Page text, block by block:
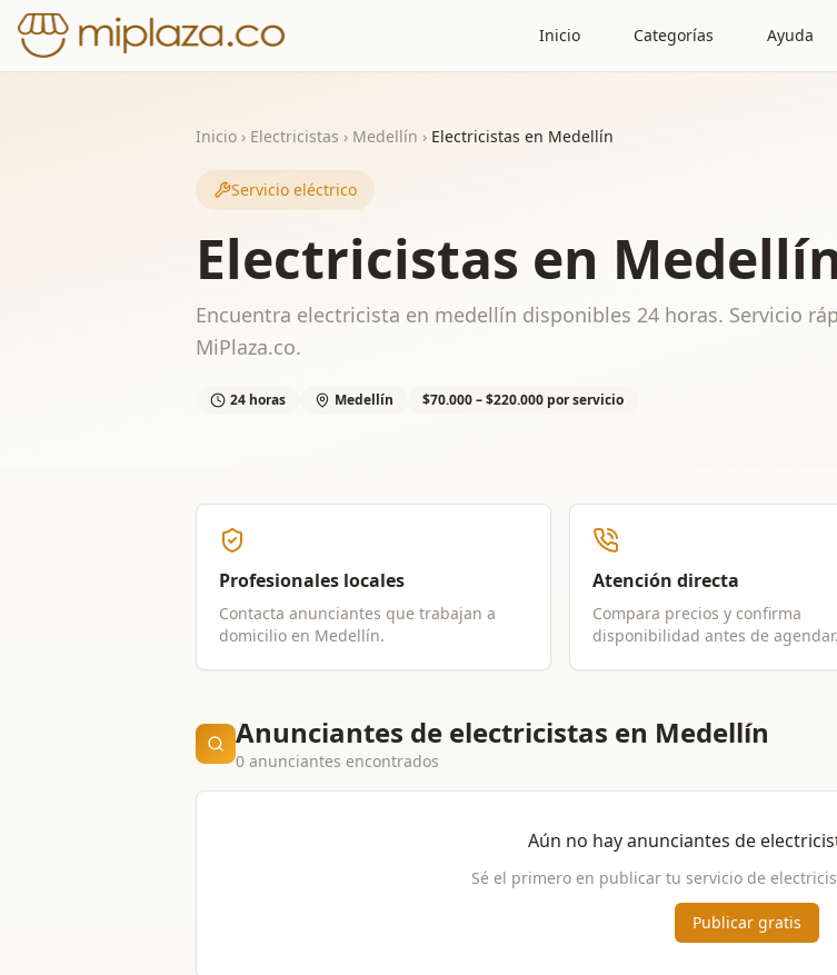
Inicio Categorías Ayuda
Inicio › Electricistas › Medellín › Electricistas en Medellín
Servicio eléctrico
Electricistas en
Encuentra electricista en medellín disponibles 24 horas. Servicio
MiPlaza.co.
24 horas Medellín $70.000 – $220.000 por servicio
Profesionales locales
Contacta anunciantes que trabajan a
domicilio en Medellín.
Atención directa
Compara precios y confirma
disponibilidad antes de agendar.
Anunciantes de electricistas en Medellín
0 anunciantes encontrados
Aún no hay anunciantes de
Sé el primero en publicar tu servicio de
Publicar gratis